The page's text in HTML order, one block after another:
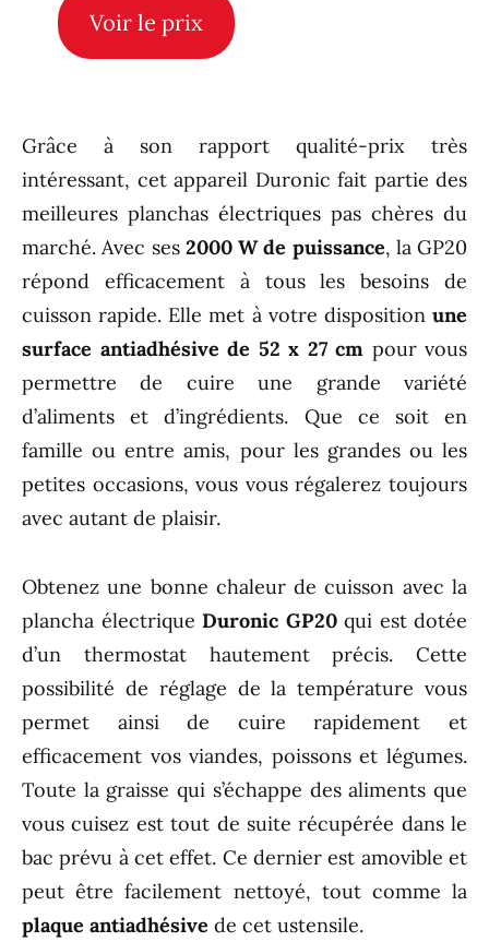
Voir le prix
Grâce à son rapport qualité-prix très
intéressant, cet appareil Duronic fait partie des
meilleures planchas électriques pas chères du
marché. Avec ses 2000 W de puissance, la GP20
répond efficacement à tous les besoins de
cuisson rapide. Elle met à votre disposition une
surface antiadhésive de 52 x 27 cm pour vous
permettre de cuire une grande variété
d’aliments et d’ingrédients. Que ce soit en
famille ou entre amis, pour les grandes ou les
petites occasions, vous vous régalerez toujours
avec autant de plaisir.
Obtenez une bonne chaleur de cuisson avec la
plancha électrique Duronic GP20qui est dotée
d’un thermostat hautement précis. Cette
possibilité de réglage de la température vous
permet ainsi de cuire rapidement et
efficacement vos viandes, poissons et légumes.
Toute la graisse qui s’échappe des aliments que
vous cuisez est tout de suite récupérée dans le
bac prévu à cet effet. Ce dernier est amovible et
peut être facilement nettoyé, tout comme la
plaque antiadhésive de cet ustensile.